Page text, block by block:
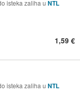
isteka zaliha u NTL
1,59 €
isteka zaliha u NTL